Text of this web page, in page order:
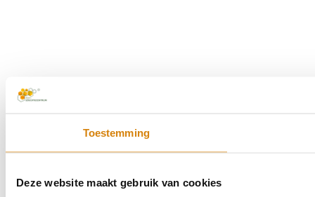
Toestemming
Deze website maakt gebruik van cookies